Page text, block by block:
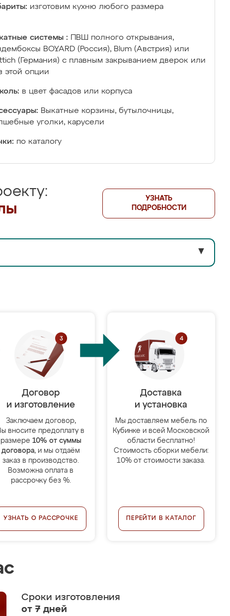
изготовим кухню любого размера
системы :
ПВШ полного открывания,
BOYARD (Россия), Blum (Австрия) или
(Германия) с плавным закрыванием дверок или
этой опции
в цвет фасадов или корпуса
Выкатные корзины, бутылочницы,
уголки, карусели
по каталогу
УЗНАТЬ
ПОДРОБНОСТИ
▼
Договор
и изготовление
Заключаем договор,
вносите предоплату в
размере 10% от суммы
договора, и мы отдаём
заказ в производство.
Возможна оплата в
рассрочку без %.
УЗНАТЬ О РАССРОЧКЕ
Доставка
и установка
Мы доставляем мебель по
Кубинке и всей Московской
области бесплатно!
Стоимость сборки мебели:
10% от стоимости заказа.
ПЕРЕЙТИ В КАТАЛОГ
Сроки изготовления
от 7 дней